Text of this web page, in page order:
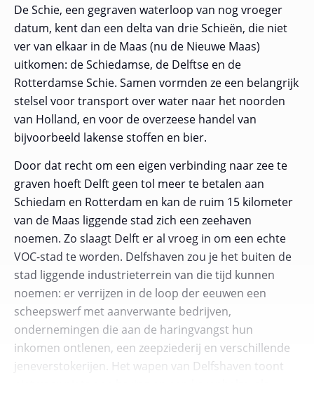
De Schie, een gegraven waterloop van nog vroeger
datum, kent dan een delta van drie Schieën, die niet
ver van elkaar in de Maas (nu de Nieuwe Maas)
uitkomen: de Schiedamse, de Delftse en de
Rotterdamse Schie. Samen vormden ze een belangrijk
stelsel voor transport over water naar het noorden
van Holland, en voor de overzeese handel van
bijvoorbeeld lakense stoffen en bier.
Door dat recht om een eigen verbinding naar zee te
graven hoeft Delft geen tol meer te betalen aan
Schiedam en Rotterdam en kan de ruim 15 kilometer
van de Maas liggende stad zich een zeehaven
noemen. Zo slaagt Delft er al vroeg in om een echte
VOC-stad te worden. Delfshaven zou je het buiten de
stad liggende industrieterrein van die tijd kunnen
noemen: er verrijzen in de loop der eeuwen een
scheepswerf met aanverwante bedrijven,
ondernemingen die aan de haringvangst hun
inkomen ontlenen, een zeepziederij en verschillende
jeneverstokerijen. Het wapen van Delfshaven toont